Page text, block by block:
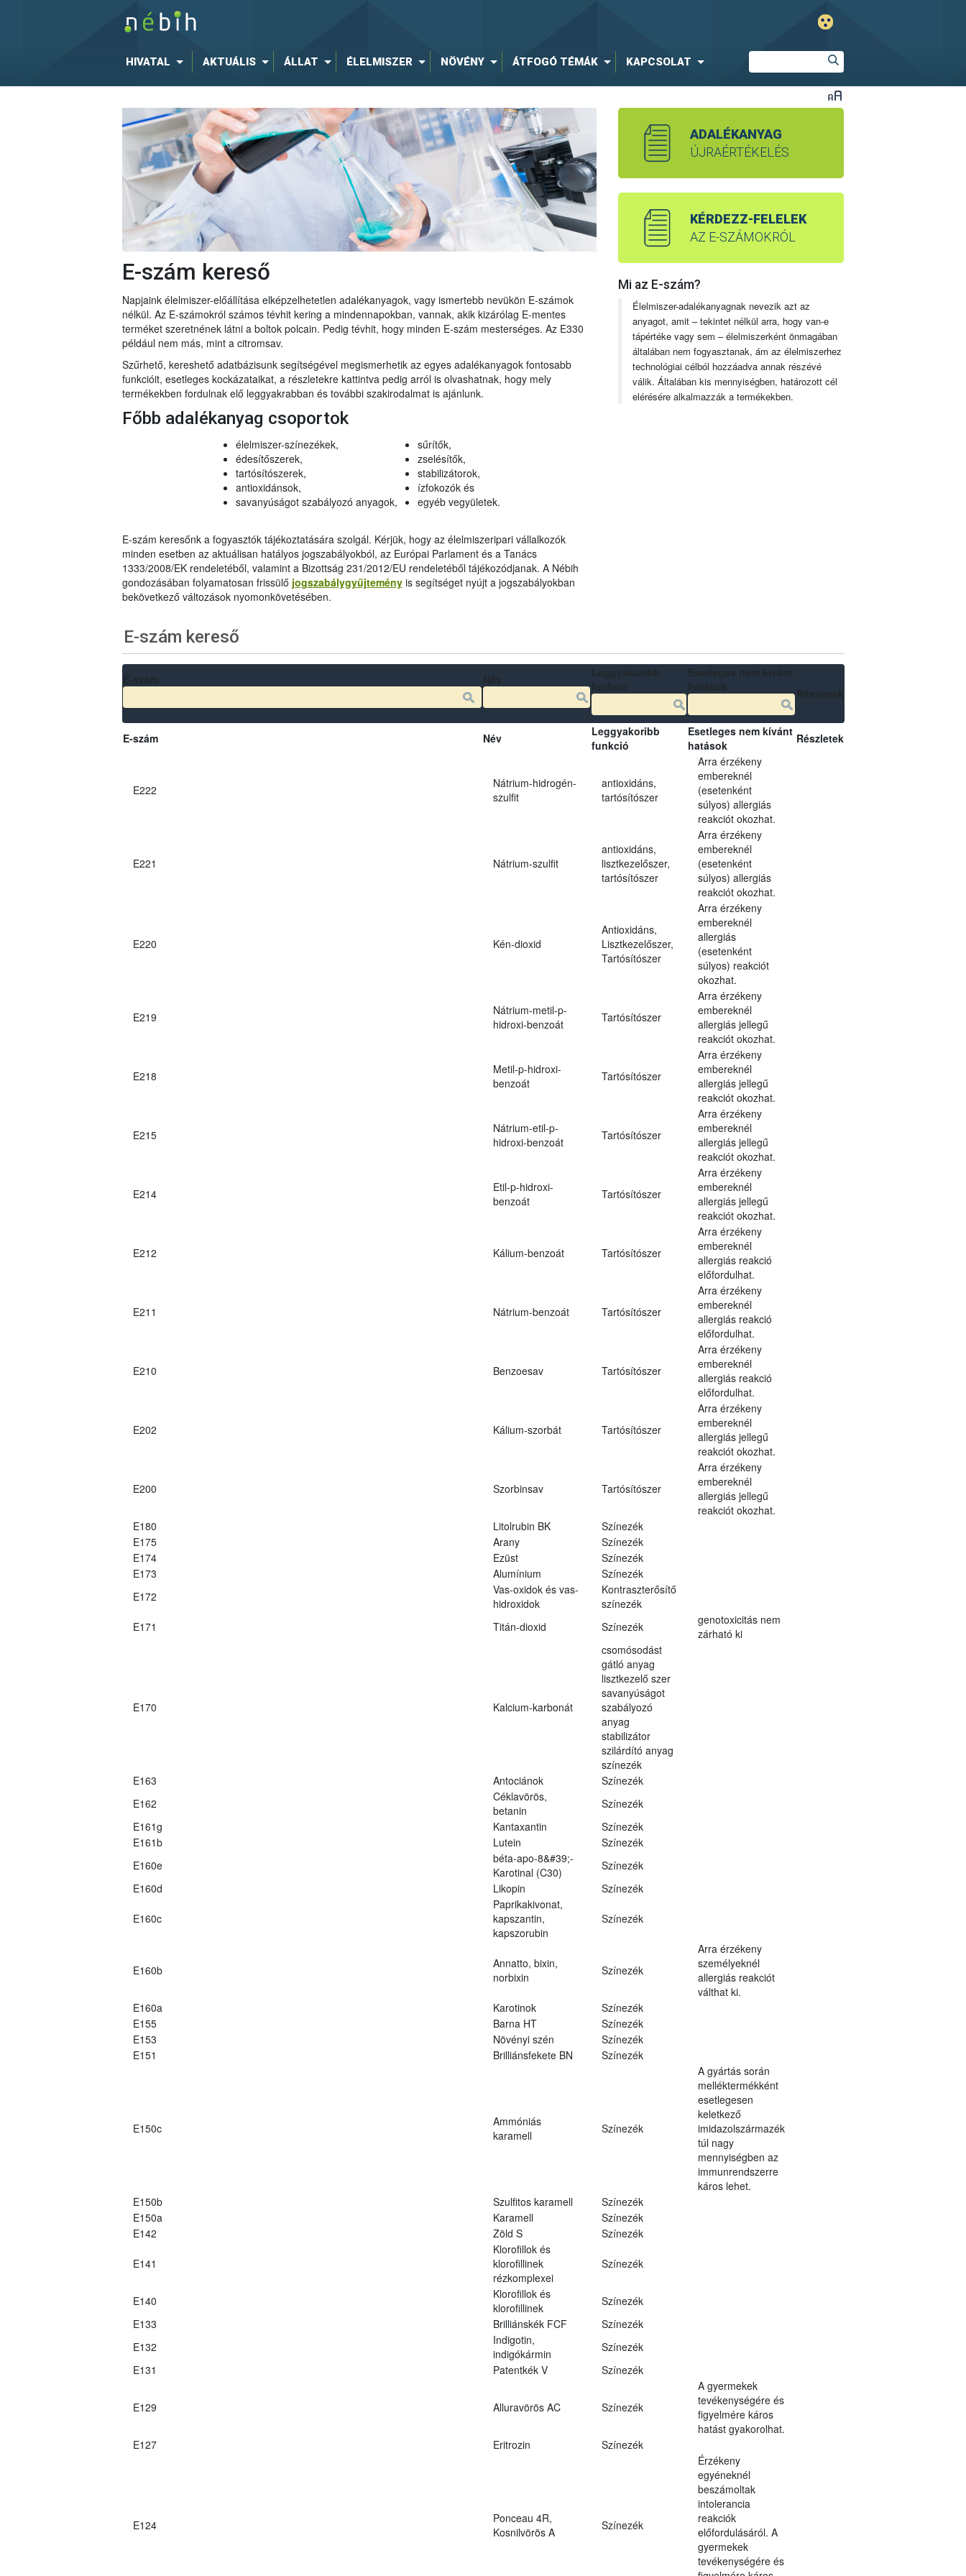
HIVATAL AKTUÁLIS ÁLLAT ÉLELMISZER NÖVÉNY ÁTFOGÓ TÉMÁK KAPCSOLAT
E-szám kereső
Napjaink élelmiszer-előállítása elképzelhetetlen adalékanyagok, vagy ismertebb nevükön E-számok
nélkül. Az E-számokról számos tévhit kering a mindennapokban, vannak, akik kizárólag E-mentes
terméket szeretnének látni a boltok polcain. Pedig tévhit, hogy minden E-szám mesterséges. Az E330
például nem más, mint a citromsav.
Szűrhető, kereshető adatbázisunk segítségével megismerhetik az egyes adalékanyagok fontosabb
funkcióit, esetleges kockázataikat, a részletekre kattintva pedig arról is olvashatnak, hogy mely
termékekben fordulnak elő leggyakrabban és további szakirodalmat is ajánlunk.
Főbb adalékanyag csoportok
élelmiszer-színezékek,
édesítőszerek,
tartósítószerek,
antioxidánsok,
savanyúságot szabályozó anyagok,
sűrítők,
zselésítők,
stabilizátorok,
ízfokozók és
egyéb vegyületek.
E-szám keresőnk a fogyasztók tájékoztatására szolgál. Kérjük, hogy az élelmiszeripari vállalkozók
minden esetben az aktuálisan hatályos jogszabályokból, az Európai Parlament és a Tanács
1333/2008/EK rendeletéből, valamint a Bizottság 231/2012/EU rendeletéből tájékozódjanak. A Nébih
gondozásában folyamatosan frissülő jogszabálygyűjteményis segítséget nyújt a jogszabályokban
bekövetkező változások nyomonkövetésében.
ADALÉKANYAG
ÚJRAÉRTÉKELÉS
KÉRDEZZ-FELELEK
AZ E-SZÁMOKRÓL
Mi az E-szám?
Élelmiszer-adalékanyagnak nevezik azt az
anyagot, amit – tekintet nélkül arra, hogy van-e
tápértéke vagy sem – élelmiszerként önmagában
általában nem fogyasztanak, ám az élelmiszerhez
technológiai célból hozzáadva annak részévé
válik. Általában kis mennyiségben, határozott cél
elérésére alkalmazzák a termékekben.
E-szám kereső
E-szám Név
Leggyakoribb
funkció
Esetleges nem kívánt
hatások
Részletek
E222
Nátrium-hidrogén-
szulfit
antioxidáns,
tartósítószer
Arra érzékeny
embereknél
(esetenként
súlyos) allergiás
reakciót okozhat.
E221 Nátrium-szulfit
antioxidáns,
lisztkezelőszer,
tartósítószer
Arra érzékeny
embereknél
(esetenként
súlyos) allergiás
reakciót okozhat.
E220 Kén-dioxid
Antioxidáns,
Lisztkezelőszer,
Tartósítószer
Arra érzékeny
embereknél
allergiás
(esetenként
súlyos) reakciót
okozhat.
E219
Nátrium-metil-p-
hidroxi-benzoát
Tartósítószer
Arra érzékeny
embereknél
allergiás jellegű
reakciót okozhat.
E218
Metil-p-hidroxi-
benzoát
Tartósítószer
Arra érzékeny
embereknél
allergiás jellegű
reakciót okozhat.
E215
Nátrium-etil-p-
hidroxi-benzoát
Tartósítószer
Arra érzékeny
embereknél
allergiás jellegű
reakciót okozhat.
E214
Etil-p-hidroxi-
benzoát
Tartósítószer
Arra érzékeny
embereknél
allergiás jellegű
reakciót okozhat.
E212 Kálium-benzoát Tartósítószer
Arra érzékeny
embereknél
allergiás reakció
előfordulhat.
E211 Nátrium-benzoát Tartósítószer
Arra érzékeny
embereknél
allergiás reakció
előfordulhat.
E210 Benzoesav Tartósítószer
Arra érzékeny
embereknél
allergiás reakció
előfordulhat.
E202 Kálium-szorbát Tartósítószer
Arra érzékeny
embereknél
allergiás jellegű
reakciót okozhat.
E200 Szorbinsav Tartósítószer
Arra érzékeny
embereknél
allergiás jellegű
reakciót okozhat.
E180
Litolrubin BK
Színezék
E175
Arany
Színezék
E174
Ezüst
Színezék
E173
Alumínium
Színezék
E172
Vas-oxidok és vas-
hidroxidok
Kontraszterősítő
színezék
E171
Titán-dioxid Színezék
genotoxicitás nem
zárható ki
E170 Kalcium-karbonát
csomósodást
gátló anyag
lisztkezelő szer
savanyúságot
szabályozó
anyag
stabilizátor
szilárdító anyag
színezék
E163
Antociánok
Színezék
E162
Céklavörös,
betanin
Színezék
E161g
Kantaxantin
Színezék
E161b
Lutein
Színezék
E160e
béta-apo-8&#39;-
Karotinal (C30)
Színezék
E160d
Likopin Színezék
E160c
Paprikakivonat,
kapszantin,
kapszorubin
Színezék
E160b
Annatto, bixin,
norbixin
Színezék
Arra érzékeny
személyeknél
allergiás reakciót
válthat ki.
E160a
Karotinok
Színezék
E155
Barna HT
Színezék
E153
Növényi szén
Színezék
E151
Brilliánsfekete BN Színezék
E150c
Ammóniás
karamell
Színezék
A gyártás során
melléktermékként
esetlegesen
keletkező
imidazolszármazék
túl nagy
mennyiségben az
immunrendszerre
káros lehet.
E150b
Szulfitos karamell
Színezék
E150a
Karamell
Színezék
E142
Zöld S Színezék
E141
Klorofillok és
klorofillinek
rézkomplexei
Színezék
E140
Klorofillok és
klorofillinek
Színezék
E133
Brilliánskék FCF
Színezék
E132
Indigotin,
indigókármin
Színezék
E131
Patentkék V Színezék
E129 Alluravörös AC Színezék
A gyermekek
tevékenységére és
figyelmére káros
hatást gyakorolhat.
E127
Eritrozin Színezék
E124
Ponceau 4R,
Kosnilvörös A
Színezék
Érzékeny
egyéneknél
beszámoltak
intolerancia
reakciók
előfordulásáról. A
gyermekek
tevékenységére és